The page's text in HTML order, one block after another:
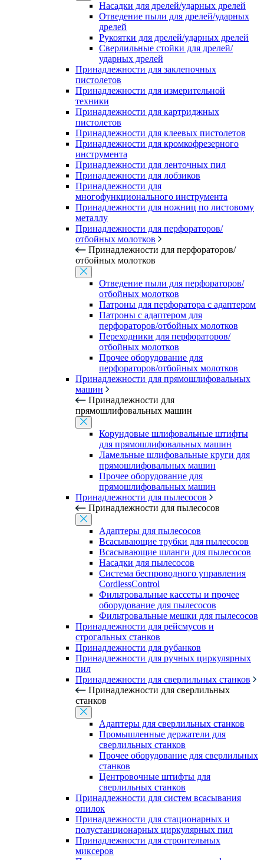
Насадки для дрелей/ударных дрелей
Отведение пыли для дрелей/ударных
дрелей
Рукоятки для дрелей/ударных дрелей
Сверлильные стойки для дрелей/
ударных дрелей
Принадлежности для заклепочных
пистолетов
Принадлежности для измерительной
техники
Принадлежности для картриджных
пистолетов
Принадлежности для клеевых пистолетов
Принадлежности для кромкофрезерного
инструмента
Принадлежности для ленточных пил
Принадлежности для лобзиков
Принадлежности для
многофункционального инструмента
Принадлежности для ножниц по листовому
металлу
Принадлежности для перфораторов/
отбойных молотков
Принадлежности для перфораторов/
отбойных молотков
Отведение пыли для перфораторов/
отбойных молотков
Патроны для перфоратора с адаптером
Патроны с адаптером для
перфораторов/отбойных молотков
Переходники для перфораторов/
отбойных молотков
Прочее оборудование для
перфораторов/отбойных молотков
Принадлежности для прямошлифовальных
машин
Принадлежности для
прямошлифовальных машин
Корундовые шлифовальные штифты
для прямошлифовальных машин
Ламельные шлифовальные круги для
прямошлифовальных машин
Прочее оборудование для
прямошлифовальных машин
Принадлежности для пылесосов
Принадлежности для пылесосов
Адаптеры для пылесосов
Всасывающие трубки для пылесосов
Всасывающие шланги для пылесосов
Насадки для пылесосов
Система беспроводного управления
CordlessControl
Фильтровальные кассеты и прочее
оборудование для пылесосов
Фильтровальные мешки для пылесосов
Принадлежности для рейсмусов и
строгальных станков
Принадлежности для рубанков
Принадлежности для ручных циркулярных
пил
Принадлежности для сверлильных станков
Принадлежности для сверлильных
станков
Адаптеры для сверлильных станков
Промышленные держатели для
сверлильных станков
Прочее оборудование для сверлильных
станков
Центровочные штифты для
сверлильных станков
Принадлежности для систем всасывания
опилок
Принадлежности для стационарных и
полустанционарных циркулярных пил
Принадлежности для строительных
миксеров